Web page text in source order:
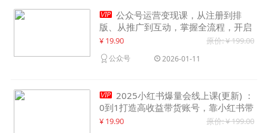
 公众号运营变现课，从注册到排
版、从推广到互动，掌握全流程，开启
个人品牌月入30000+
¥ 19.90 原价: ¥ 199.00
公众号 2026-01-11
 2025小红书爆量会线上课(更新) ：
0到1打造高收益带货账号，靠小红书带
货年入100w？机会来了！
¥ 19.90 原价: ¥ 199.00